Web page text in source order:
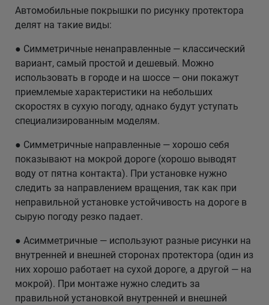
Автомобильные покрышки по рисунку протектора
делят на такие виды:
● Симметричные ненаправленные — классический
вариант, самый простой и дешевый. Можно
использовать в городе и на шоссе — они покажут
приемлемые характеристики на небольших
скоростях в сухую погоду, однако будут уступать
специализированным моделям.
● Симметричные направленные — хорошо себя
показывают на мокрой дороге (хорошо выводят
воду от пятна контакта). При установке нужно
следить за направлением вращения, так как при
неправильной установке устойчивость на дороге в
сырую погоду резко падает.
● Асимметричные — используют разные рисунки на
внутренней и внешней сторонах протектора (один из
них хорошо работает на сухой дороге, а другой — на
мокрой). При монтаже нужно следить за
правильной установкой внутренней и внешней